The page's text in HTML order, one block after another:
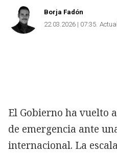
Borja Fadón
22.03.2026 | 07:35
El Gobierno ha vuelto
de emergencia ante
internacional. La